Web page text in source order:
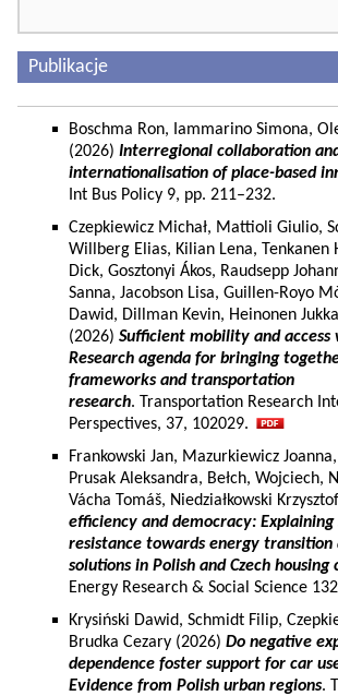
Publikacje
Boschma Ron, Iammarino Simona,
(2026) Interregional collaboration
internationalisation of place-based
Int Bus Policy 9, pp. 211–232.
Czepkiewicz Michał, Mattioli Giulio,
Willberg Elias, Kilian Lena,
Dick, Gosztonyi Ákos, Raudsepp
Sanna, Jacobson Lisa, Guillen-Royo
Dawid, Dillman Kevin, Heinonen
(2026) Sufficient mobility and
Research agenda for bringing
frameworks and transportation
research. Transportation Research
Perspectives, 37, 102029.
Frankowski Jan, Mazurkiewicz
Prusak Aleksandra, Bełch, Wojciech,
Vácha Tomáš, Niedziałkowski
efficiency and democracy:
resistance towards energy transition
solutions in Polish and Czech housing
Energy Research & Social Science
Krysiński Dawid, Schmidt Filip,
Brudka Cezary (2026) Do negative
dependence foster support for car
Evidence from Polish urban regions.